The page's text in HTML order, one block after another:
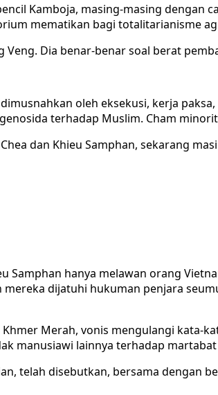
Kamboja, masing-masing dengan
mematikan bagi totalitarianisme
Dia benar-benar soal berat
oleh eksekusi, kerja
terhadap Muslim. Cham
dan Khieu Samphan, sekarang
Samphan hanya melawan orang
dijatuhi hukuman penjara
Merah, vonis mengulangi kata-
manusiawi lainnya terhadap
telah disebutkan, bersama dengan